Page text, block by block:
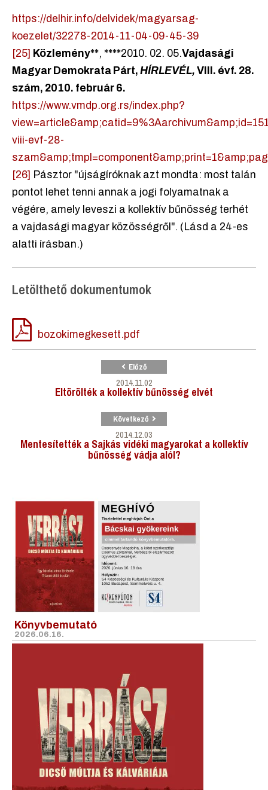
https://delhir.info/delvidek/magyarsag-
koezelet/32278-2014-11-04-09-45-39
[25] Közlemény**, ****2010. 02. 05.Vajdasági
Magyar Demokrata Párt, HÍRLEVÉL, VIII. évf. 28.
szám, 2010. február 6.
https://www.vmdp.org.rs/index.php?
viii-evf-28-
[26] Pásztor "újságíróknak azt mondta: most talán
pontot lehet tenni annak a jogi folyamatnak a
végére, amely leveszi a kollektív bűnösség terhét
a vajdasági magyar közösségről". (Lásd a 24-es
alatti írásban.)
Letölthető dokumentumok
bozokimegkesett.pdf
Előző
2014.11.02
Eltörölték a kollektív bűnösség elvét
Következő
2014.12.03
Mentesítették a Sajkás vidéki magyarokat a kollektív
bűnösség vádja alól?
Könyvbemutató
2026.06.16.